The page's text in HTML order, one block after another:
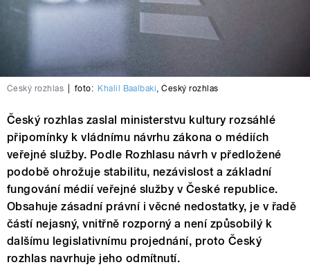
Český rozhlas foto: Khalil Baalbaki ,Český rozhlas
Český rozhlas zaslal ministerstvu kultury rozsáhlé
připomínky k vládnímu návrhu zákona o médiích
veřejné služby. Podle Rozhlasu návrh v předložené
podobě ohrožuje stabilitu, nezávislost a základní
fungování médií veřejné služby v České republice.
Obsahuje zásadní právní i věcné nedostatky, je v řadě
částí nejasný, vnitřně rozporný a není způsobilý k
dalšímu legislativnímu projednání, proto Český
rozhlas navrhuje jeho odmítnutí.